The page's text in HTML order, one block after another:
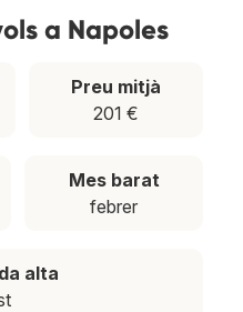
a Napoles
Preu mitjà
201 €
Mes barat
febrer
alta